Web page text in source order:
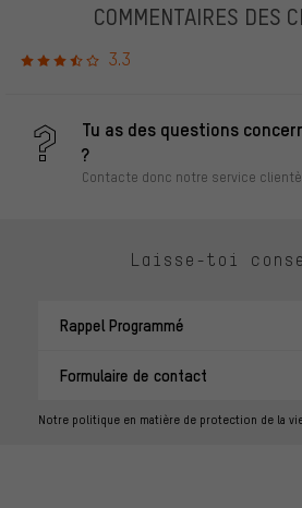
COMMENTAIRES DES
3.3
Tu as des questions
?
Contacte donc notre service
Laisse-toi
Rappel Programmé
Formulaire de contact
Notre politique en matière de protection de la